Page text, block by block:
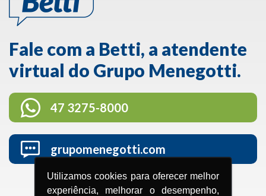
Utilizamos cookies para oferecer melhor
experiência, melhorar o desempenho,
Fale com a Betti, a atendente
virtual do Grupo Menegotti.
47 3275-8000
grupomenegotti.com